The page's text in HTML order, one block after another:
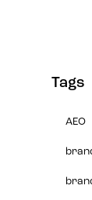
Tags
AEO